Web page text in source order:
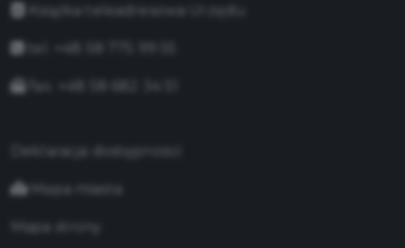
Książka teleadresowa Urzędu
Deklaracja dostępności
Mapa miasta
Mapa strony